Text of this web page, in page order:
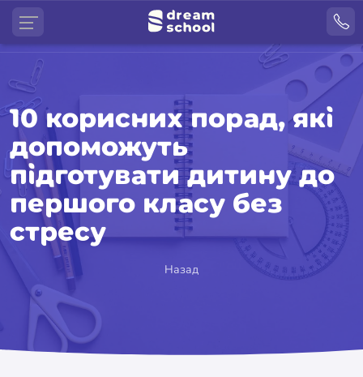
10 корисних порад, які
допоможуть
підготувати дитину до
першого класу без
стресу